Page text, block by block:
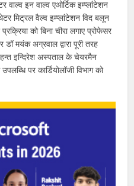
वाल्व इन वाल्व एओर्टिक इम्प्लांटेशन
मिट्रल वैल्व इम्प्लांटेशन विद बलून
को बिना चीरा लगाए प्रोफेसर
मयंक अग्रवाल द्वारा पूरी तरह
इन्दिरेश अस्पताल के चेयरमैन
पर कार्डियोलॉजी विभाग को